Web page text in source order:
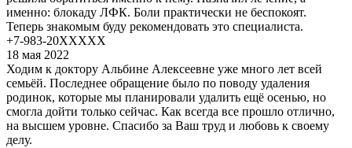
именно: блокаду ЛФК. Боли практически не беспокоят.
Теперь знакомым буду рекомендовать это специалиста.
+7-983-20XXXXX
18 мая 2022
Ходим к доктору Альбине Алексеевне уже много лет всей
семьёй. Последнее обращение было по поводу удаления
родинок, которые мы планировали удалить ещё осенью, но
смогла дойти только сейчас. Как всегда все прошло отлично,
на высшем уровне. Спасибо за Ваш труд и любовь к своему
делу.